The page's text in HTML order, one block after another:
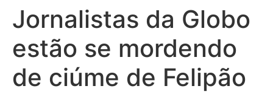
Jornalistas da Globo
estão se mordendo
de ciúme de Felipão